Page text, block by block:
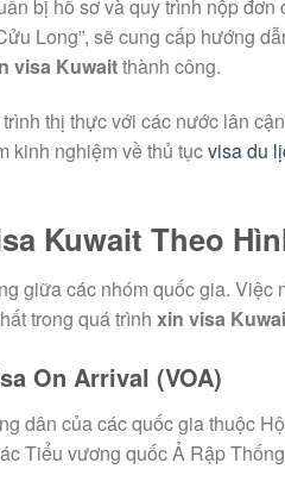
bị hồ sơ và quy trình nộp
Long”, sẽ cung cấp hướng
visa Kuwaitthành công.
thị thực với các nước lân
kinh nghiệm về thủ tụcvisa du
Kuwait Theo
giữa các nhóm quốc gia. Việc
trong quá trình xin visa
On Arrival (VOA)
dân của các quốc gia thuộc
Tiểu vương quốc Ả Rập